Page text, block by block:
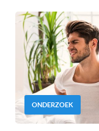
ONDERZOEK